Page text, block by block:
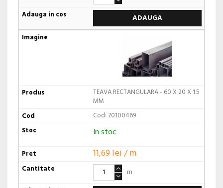
ADAUGA
TEAVA RECTANGULARA - 60 X 20 X 1.5
MM
Cod: 70100469
In stoc
11,69 lei / m
m